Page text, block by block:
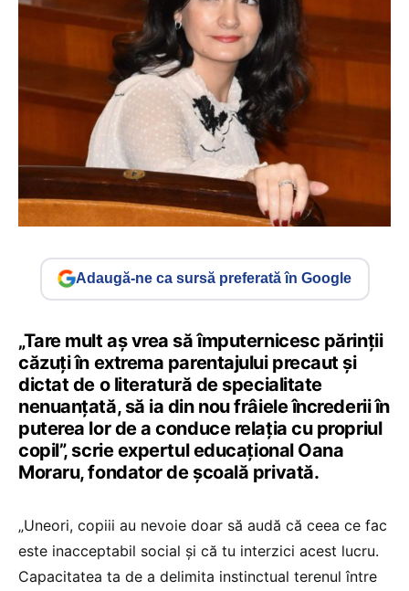
Adaugă-ne ca sursă preferată în Google
„Tare mult aș vrea să împuternicesc părinții
căzuți în extrema parentajului precaut și
dictat de o literatură de specialitate
nenuanțată, să ia din nou frâiele încrederii în
puterea lor de a conduce relația cu propriul
copil”, scrie expertul educațional Oana
Moraru, fondator de școală privată.
„Uneori, copiii au nevoie doar să audă că ceea ce fac
este inacceptabil social și că tu interzici acest lucru.
Capacitatea ta de a delimita instinctual terenul între